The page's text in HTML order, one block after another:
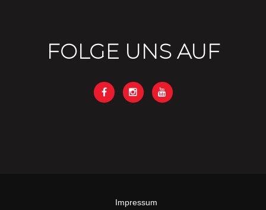
FOLGE UNS AUF
Impressum